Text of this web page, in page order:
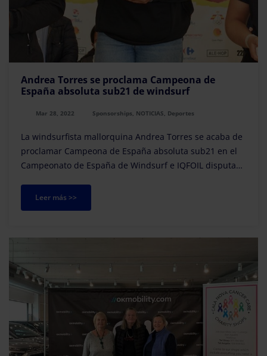
Andrea Torres se proclama Campeona de
España absoluta sub21 de windsurf
Mar 28, 2022 Sponsorships, NOTICIAS, Deportes
La windsurfista mallorquina Andrea Torres se acaba de
proclamar Campeona de España absoluta sub21 en el
Campeonato de España de Windsurf e IQFOIL disputado
Leer más >>